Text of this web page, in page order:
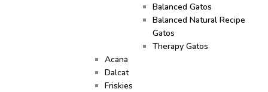
Balanced Gatos
Balanced Natural Recipe
Gatos
Therapy Gatos
Acana
Dalcat
Friskies